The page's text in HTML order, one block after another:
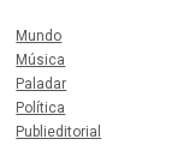
Mundo
Música
Paladar
Política
Publieditorial